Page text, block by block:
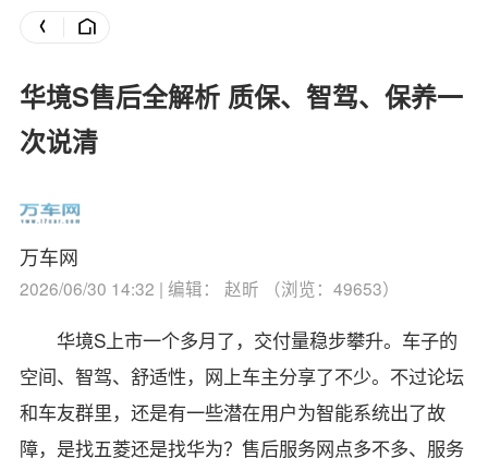
华境S售后全解析 质保、智驾、保养一
次说清
万车网
2026/06/30 14:32 | 编辑： 赵昕 （浏览：49653）
华境S上市一个多月了，交付量稳步攀升。车子的
空间、智驾、舒适性，网上车主分享了不少。不过论坛
和车友群里，还是有一些潜在用户为智能系统出了故
障，是找五菱还是找华为？售后服务网点多不多、服务